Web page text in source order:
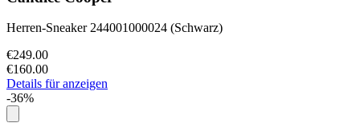
Herren-Sneaker 244001000024 (Schwarz)
€249.00
€160.00
Details für anzeigen
-36%